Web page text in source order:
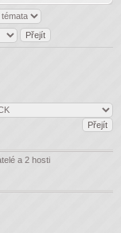
a 2 hosti